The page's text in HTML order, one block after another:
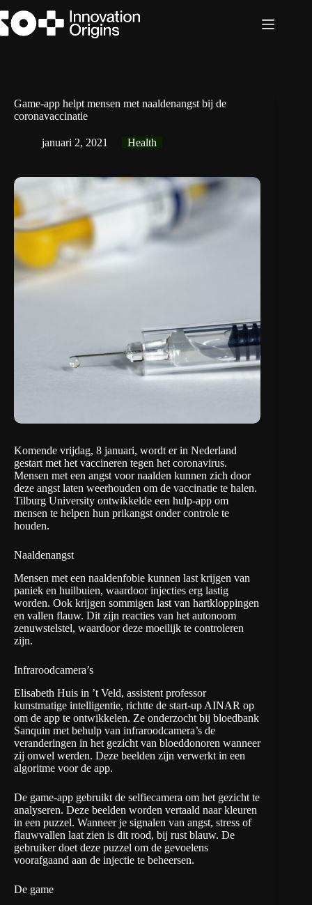
naar
de
Game-app helpt mensen met naaldenangst bij de
coronavaccinatie
januari 2, 2021 Health
Komende vrijdag, 8 januari, wordt er in Nederland
gestart met het vaccineren tegen het coronavirus.
Mensen met een angst voor naalden kunnen zich door
deze angst laten weerhouden om de vaccinatie te halen.
Tilburg University ontwikkelde een hulp-app om
mensen te helpen hun prikangst onder controle te
houden.
Naaldenangst
Mensen met een naaldenfobie kunnen last krijgen van
paniek en huilbuien, waardoor injecties erg lastig
worden. Ook krijgen sommigen last van hartkloppingen
en vallen flauw. Dit zijn reacties van het autonoom
zenuwstelstel, waardoor deze moeilijk te controleren
zijn.
Infraroodcamera’s
Elisabeth Huis in ’t Veld, assistent professor
kunstmatige intelligentie, richtte de start-up AINAR op
om de app te ontwikkelen. Ze onderzocht bij bloedbank
Sanquin met behulp van infraroodcamera’s de
veranderingen in het gezicht van bloeddonoren wanneer
zij onwel werden. Deze beelden zijn verwerkt in een
algoritme voor de app.
De game-app gebruikt de selfiecamera om het gezicht te
analyseren. Deze beelden worden vertaald naar kleuren
in een puzzel. Wanneer je signalen van angst, stress of
flauwvallen laat zien is dit rood, bij rust blauw. De
gebruiker doet deze puzzel om de gevoelens
voorafgaand aan de injectie te beheersen.
De game